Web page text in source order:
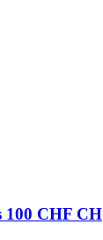
100 CHF CH